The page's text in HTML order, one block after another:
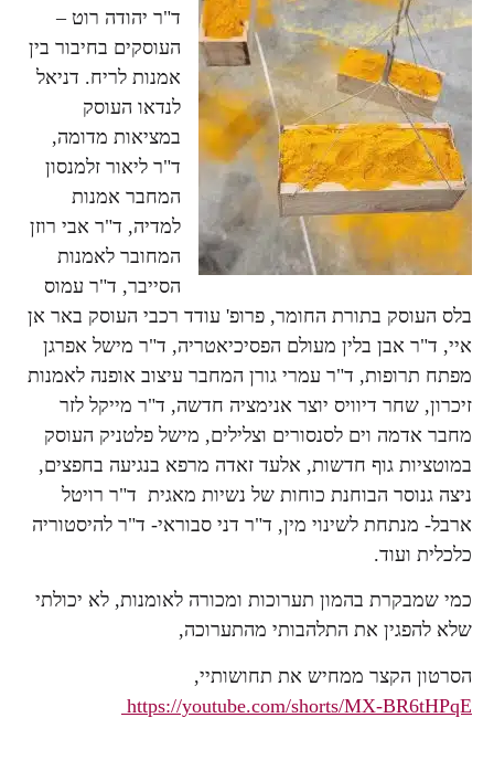
ד"ר יהודה רוט –
העוסקים בחיבור בין
אמנות לריח. דניאל
לנדאו העוסק
במציאות מדומה,
ד"ר ליאור זלמנסון
המחבר אמנות
למדיה, ד"ר אבי רוזן
המחובר לאמנות
הסייבר, ד"ר עמוס
בלס העוסק בתורת החומר, פרופ' עודד רכבי העוסק באר אן
איי, ד"ר אבן בלין מעולם הפסיכיאטריה, ד"ר מישל אפרגן
מפתח תרופות, ד"ר עמרי גורן המחבר עיצוב אופנה לאמנות
זיכרון, שחר דיוויס יוצר אנימציה חדשה, ד"ר מייקל לזר
מחבר אדמה וים לסנסורים וצלילים, מישל פלטניק העוסק
במוטציות גוף חדשות, אלעד זאדה מרפא בנגיעה בחפצים,
ניצה גנוסר הבוחנת כוחות של נשיות מאגית ד"ר רויטל
ארבל- מנתחת לשינוי מין, ד"ר דני סבוראי- ד"ר להיסטוריה
כלכלית ועוד.
כמי שמבקרת בהמון תערוכות ומכורה לאומנות, לא יכולתי
שלא להפגין את התלהבותי מהתערוכה,
הסרטון הקצר ממחיש את תחושותיי,
https://youtube.com/shorts/MX-BR6tHPqE